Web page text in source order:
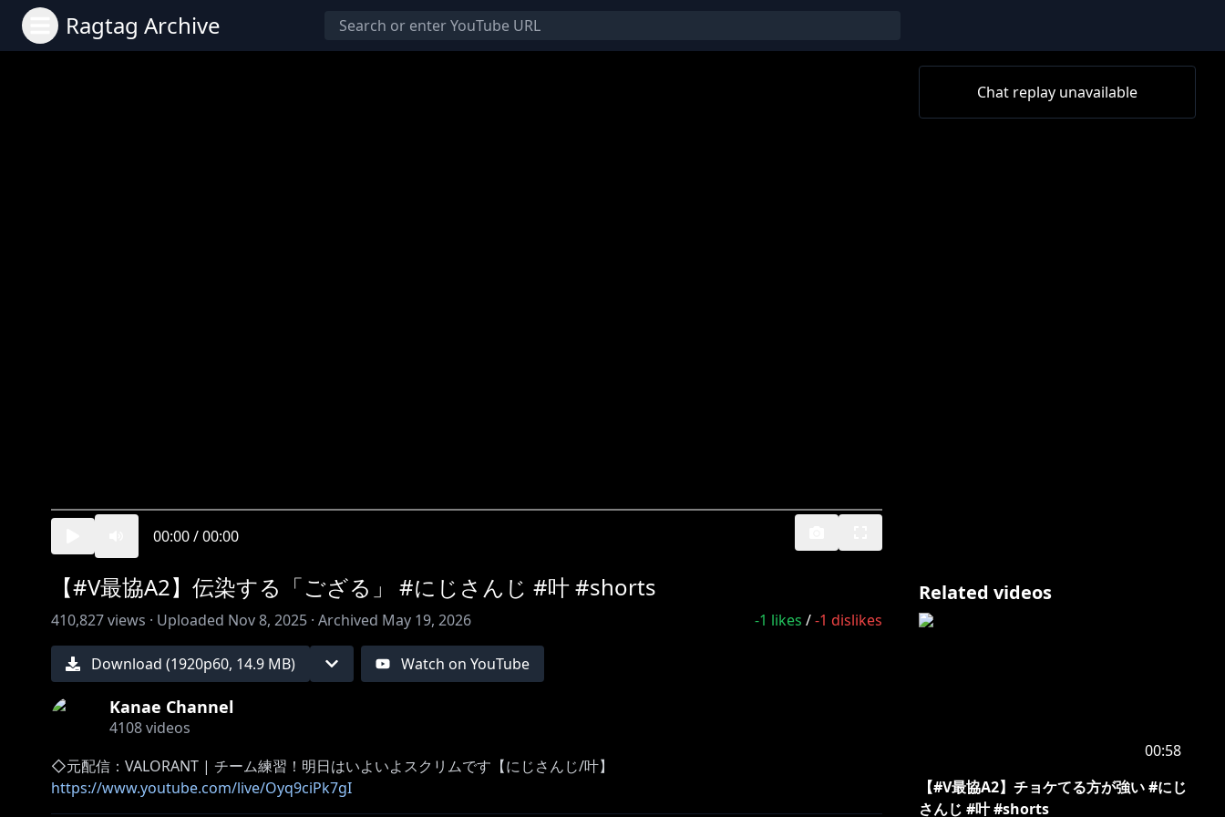
Ragtag Archive
00:00/00:00
Chat replay unavailable
【#V最協A2】伝染する「ござる」 #にじさんじ #叶 #shorts
410,827views · Uploaded Nov 8, 2025 · Archived May 19, 2026 -1 likes /-1 dislikes
Download (1920p60, 14.9 MB) Watch on YouTube
Kanae Channel
4108videos
https://www.youtube.com/live/Oyq9ciPk7gI
Related videos
00:58
【#V最協A2】チョケてる方が強い #にじ
さんじ #叶 #shorts